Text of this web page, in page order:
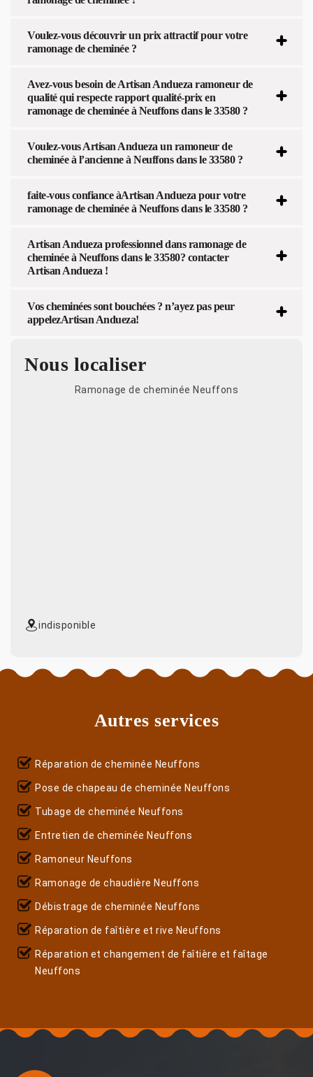
Voulez-vous découvrir un prix attractif pour votre
ramonage de cheminée ?
Avez-vous besoin de Artisan Andueza ramoneur de
qualité qui respecte rapport qualité-prix en
ramonage de cheminée à Neuffons dans le 33580 ?
Voulez-vous Artisan Andueza un ramoneur de
cheminée à l’ancienne à Neuffons dans le 33580 ?
faite-vous confiance àArtisan Andueza pour votre
ramonage de cheminée à Neuffons dans le 33580 ?
Artisan Andueza professionnel dans ramonage de
cheminée à Neuffons dans le 33580? contacter
Artisan Andueza !
Vos cheminées sont bouchées ? n’ayez pas peur
appelezArtisan Andueza!
Nous localiser
Ramonage de cheminée Neuffons
indisponible
Autres services
Réparation de cheminée Neuffons
Pose de chapeau de cheminée Neuffons
Tubage de cheminée Neuffons
Entretien de cheminée Neuffons
Ramoneur Neuffons
Ramonage de chaudière Neuffons
Débistrage de cheminée Neuffons
Réparation de faîtière et rive Neuffons
Réparation et changement de faîtière et faîtage
Neuffons